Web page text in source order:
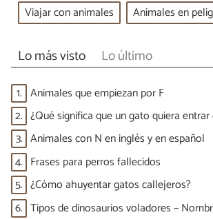
Viajar con animales Animales en
Lo más visto Lo último
1. Animales que empiezan por F
2. ¿Qué significa que un gato quiera entrar
3. Animales con N en inglés y en español
4. Frases para perros fallecidos
5. ¿Cómo ahuyentar gatos callejeros?
6. Tipos de dinosaurios voladores –